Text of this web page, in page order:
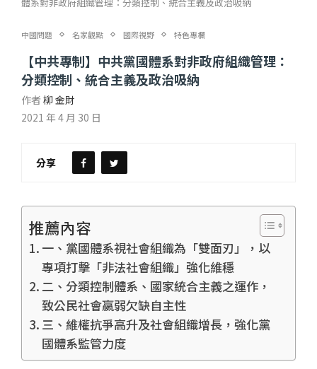
中國問題 名家觀點 國際視野 特色專欄
【中共專制】中共黨國體系對非政府組織管理：
分類控制、統合主義及政治吸納
作者 柳 金財
2021 年 4 月 30 日
分享
推薦內容
一、黨國體系視社會組織為「雙面刃」，以
專項打擊「非法社會組織」強化維穩
二、分類控制體系、國家統合主義之運作，
致公民社會嬴弱欠缺自主性
三、維權抗爭高升及社會組織增長，強化黨
國體系監管力度